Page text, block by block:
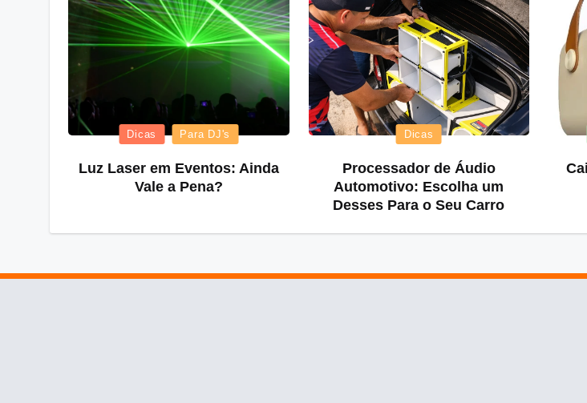
Posted
Dicas Para DJ's
Luz Laser em Eventos: Ainda
Vale a Pena?
Posted
Dicas
Processador de Áudio
Automotivo: Escolha um
Desses Para o Seu Carro